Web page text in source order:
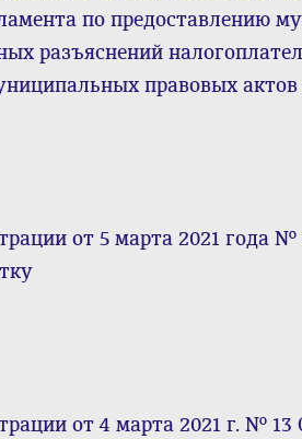
по предоставлению
разъяснений
правовых актов
от 5 марта 2021 года №
от 4 марта 2021 г. № 13